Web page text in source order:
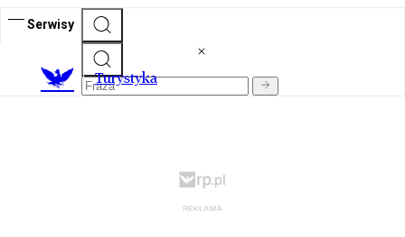
Serwisy
Turystyka